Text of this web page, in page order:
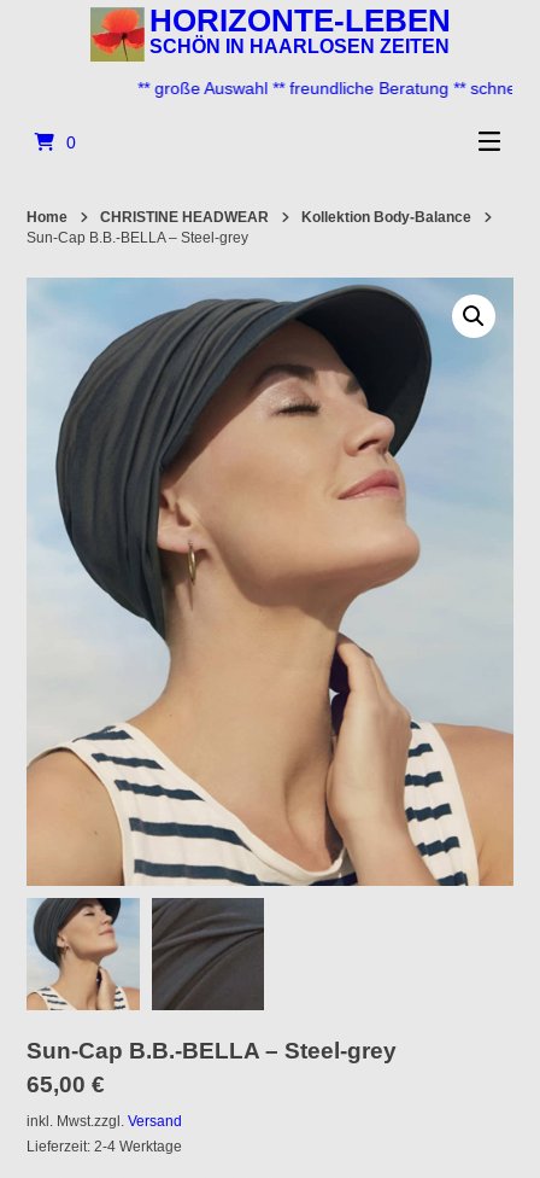
HORIZONTE-LEBEN
SCHÖN IN HAARLOSEN ZEITEN
** große Auswahl ** freundliche Beratung ** schneller
0
Home CHRISTINE HEADWEAR
Kollektion Body-Balance
Sun-Cap B.B.-BELLA – Steel-grey
Sun-Cap B.B.-BELLA – Steel-grey
65,00€
inkl. Mwst.zzgl.Versand
Lieferzeit: 2-4 Werktage